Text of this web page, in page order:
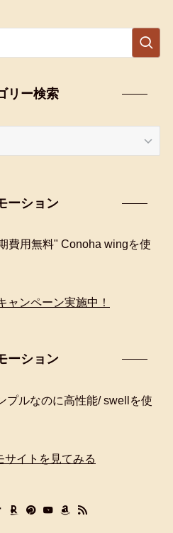
リー検索
ーション
費用無料" Conoha wingを使
ャンペーン実施中！
ーション
プルなのに高性能/ swellを使
サイトを見てみる